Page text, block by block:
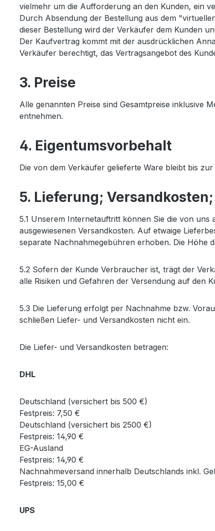
vielmehr um die Aufforderung an den Kunden, ein
Durch Absendung der Bestellung aus dem
dieser Bestellung wird der Verkäufer dem Kunden
Der Kaufvertrag kommt mit der ausdrücklichen
Verkäufer berechtigt, das Vertragsangebot des
3. Preise
Alle genannten Preise sind Gesamtpreise inklusive
entnehmen.
4. Eigentumsvorbehalt
Die von dem Verkäufer gelieferte Ware bleibt bis
5. Lieferung;
5.1 Unserem Internetauftritt können Sie die von
ausgewiesenen Versandkosten. Auf etwaige
separate Nachnahmegebühren erhoben. Die Höhe
5.2 Sofern der Kunde Verbraucher ist, trägt der
alle Risiken und Gefahren der Versendung auf den
5.3 Die Lieferung erfolgt per Nachnahme bzw.
schließen Liefer- und Versandkosten nicht ein.
Die Liefer- und Versandkosten betragen:
DHL
Deutschland (versichert bis 500 €)
Festpreis: 7,50 €
Deutschland (versichert bis 2500 €)
Festpreis: 14,90 €
EG-Ausland
Festpreis: 14,90 €
Nachnahmeversand innerhalb Deutschlands inkl.
Festpreis: 15,00 €
UPS